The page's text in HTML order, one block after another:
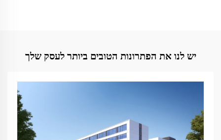
יש לנו את הפתרונות הטובים ביותר לעסק שלך